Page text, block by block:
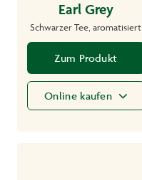
Earl Grey
Schwarzer Tee, aromatisiert
Zum Produkt
Online kaufen